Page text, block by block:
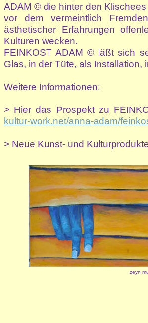
ADAM © die hinter den
vor dem vermeintlich
ästhetischer Erfahrungen
Kulturen wecken.
FEINKOST ADAM © läßt sich
Glas, in der Tüte, als Installation,
Weitere Informationen:
> Hier das Prospekt zu
kultur-work.net/anna-adam/
> Neue Kunst- und
zeyn